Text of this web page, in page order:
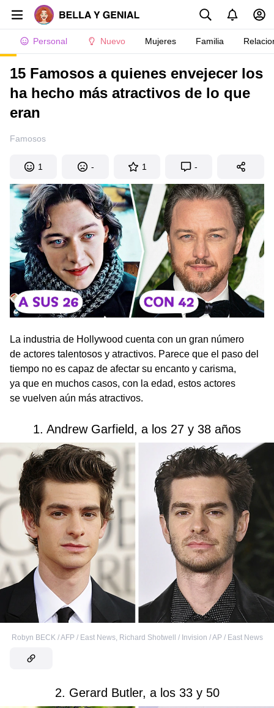
Personal Nuevo Mujeres Familia
15 Famosos a quienes envejecer los
ha hecho más atractivos de lo que
eran
Famosos
1 - 1 -
La industria de Hollywood cuenta con un gran número
de actores talentosos y atractivos. Parece que el paso del
tiempo no es capaz de afectar su encanto y carisma,
ya que en muchos casos, con la edad, estos actores
se vuelven aún más atractivos.
1. Andrew Garfield, a los 27 y 38 años
Robyn BECK / AFP / East News, Richard Shotwell / Invision / AP / East News
2. Gerard Butler, a los 33 y 50